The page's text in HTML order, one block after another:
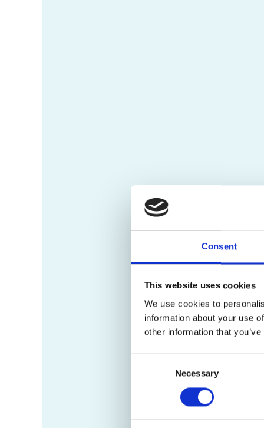
Consent
This website uses cookies
We use cookies to
information about your use
other information that
Necessary